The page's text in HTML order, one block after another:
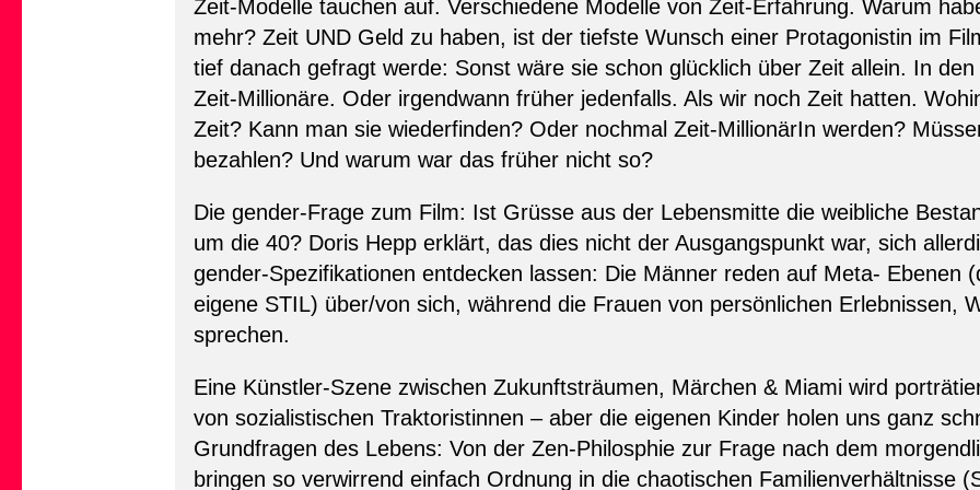
Zeit-Modelle tauchen auf. Verschiedene Modelle von Zeit-Erfahrung. Warum
mehr? Zeit UND Geld zu haben, ist der tiefste Wunsch einer Protagonistin im
tief danach gefragt werde: Sonst wäre sie schon glücklich über Zeit allein. In
Zeit-Millionäre. Oder irgendwann früher jedenfalls. Als wir noch Zeit hatten.
Zeit? Kann man sie wiederfinden? Oder nochmal Zeit-MillionärIn werden?
bezahlen? Und warum war das früher nicht so?
Die gender-Frage zum Film: Ist Grüsse aus der Lebensmitte die weibliche
um die 40? Doris Hepp erklärt, das dies nicht der Ausgangspunkt war, sich
gender-Spezifikationen entdecken lassen: Die Männer reden auf Meta- Ebenen
eigene STIL) über/von sich, während die Frauen von persönlichen Erlebnissen,
sprechen.
Eine Künstler-Szene zwischen Zukunftsträumen, Märchen & Miami wird
von sozialistischen Traktoristinnen – aber die eigenen Kinder holen uns ganz
Grundfragen des Lebens: Von der Zen-Philosphie zur Frage nach dem
bringen so verwirrend einfach Ordnung in die chaotischen Familienverhältnisse